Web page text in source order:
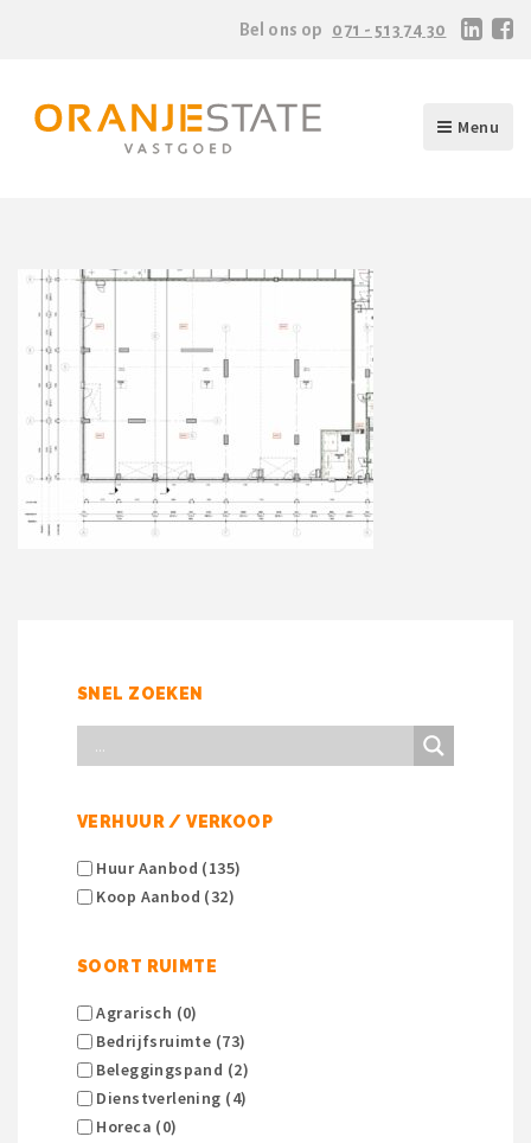
Bel ons op 071 - 513 74 30
Menu
SNEL ZOEKEN
VERHUUR / VERKOOP
Huur Aanbod (135)
Koop Aanbod (32)
SOORT RUIMTE
Agrarisch (0)
Bedrijfsruimte (73)
Beleggingspand (2)
Dienstverlening (4)
Horeca (0)